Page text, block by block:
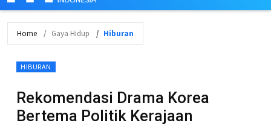
Home Gaya Hidup Hiburan
HIBURAN
Rekomendasi Drama Korea
Bertema Politik Kerajaan